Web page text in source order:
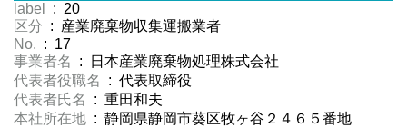
label
: 20
区分 : 産業廃棄物収集運搬業者
No. : 17
事業者名
: 日本産業廃棄物処理株式会社
代表者役職名
: 代表取締役
代表者氏名
: 重田和夫
本社所在地 : 静岡県静岡市葵区牧ヶ谷２４６５番地